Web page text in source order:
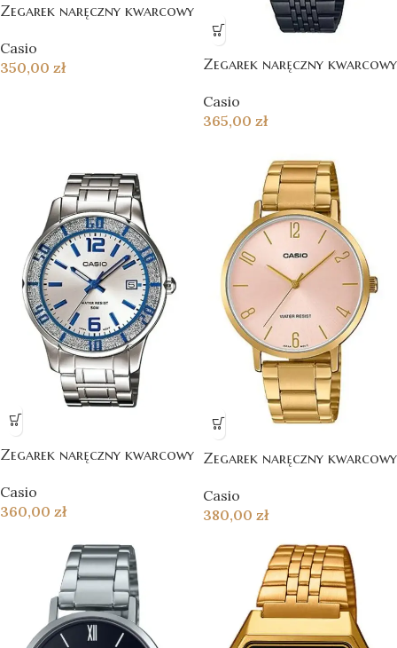
Zegarek naręczny kwarcowy
Casio
350,00 zł Zegarek naręczny kwarcowy
Casio
365,00 zł
Zegarek naręczny kwarcowy
Casio
360,00 zł
Zegarek naręczny kwarcowy
Casio
380,00 zł